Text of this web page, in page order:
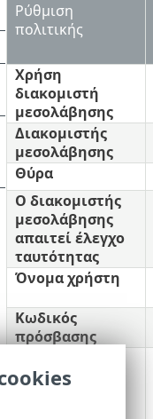
Ρύθμιση
πολιτικής
Χρήση
διακομιστή
μεσολάβησης
Διακομιστής
μεσολάβησης
Θύρα
Ο διακομιστής
μεσολάβησης
απαιτεί έλεγχο
ταυτότητας
Όνομα χρήστη
Κωδικός
πρόσβασης
απευθείας